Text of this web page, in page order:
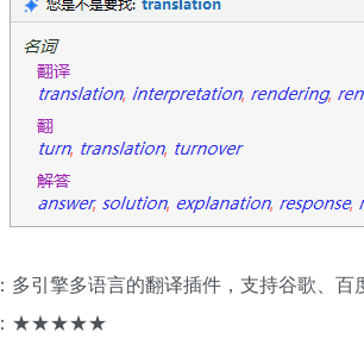
：多引擎多语言的翻译插件，支持谷歌、百
：★★★★★